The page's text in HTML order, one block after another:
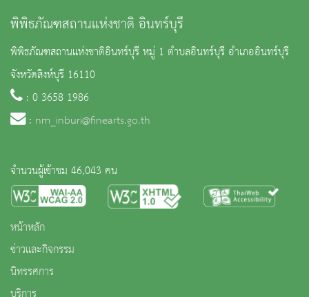
พิพิธภัณฑสถานแห่งชาติ อินทร์บุรี
พิพิธภัณฑสถานแห่งชาติอินทร์บุรี หมู่ 1 ตำบลอินทร์บุรี อำเภออินทร์บุรี
จังหวัดสิงห์บุรี 16110
: 0 3658 1986
: nm_inburi@finearts.go.th
จำนวนผู้เข้าชม 46,043 คน
หน้าหลัก
ข่าวและกิจกรรม
นิทรรศการ